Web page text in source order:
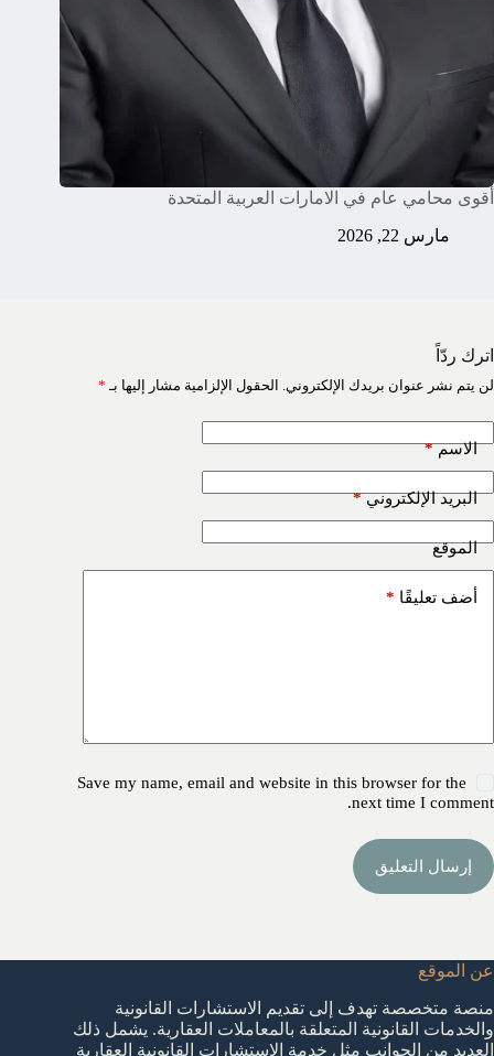
أقوى محامي عام في الامارات العربية المتحدة
مارس 22, 2026
اترك ردّاً
لن يتم نشر عنوان بريدك الإلكتروني. الحقول الإلزامية مشار إليها بـ *
الاسم*
البريد الإلكتروني*
الموقع
أضف تعليقًا *
Save my name, email and website in this browser for the
next time I comment.
إرسال التعليق
عن الموقع
منصة متخصصة تهدف إلى تقديم الاستشارات القانونية
والخدمات القانونية المتعلقة بالمعاملات العقارية. يشمل ذلك
العديد من الجوانب مثل خدمة الاستشارات القانونية العقارية